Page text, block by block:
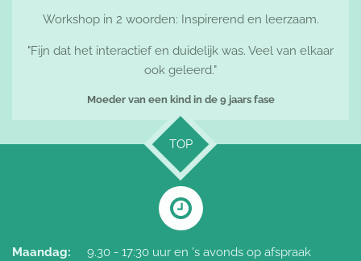
Workshop in 2 woorden: Inspirerend en leerzaam.
"Fijn dat het interactief en duidelijk was. Veel van elkaar
ook geleerd."
Moeder van een kind in de 9 jaars fase
TOP
Maandag: 9.30 - 17:30 uur en 's avonds op afspraak